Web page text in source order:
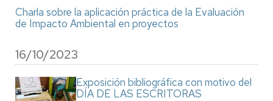
Charla sobre la aplicación práctica de la Evaluación
de Impacto Ambiental en proyectos
16/10/2023
Exposición bibliográfica con motivo del
DÍA DE LAS ESCRITORAS